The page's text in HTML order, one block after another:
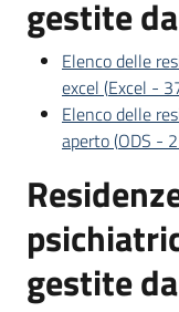
gestite
Elenco delle
excel (Excel -
Elenco delle
aperto(ODS -
gestite